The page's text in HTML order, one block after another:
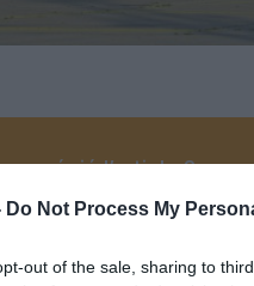
Do Not Process My
out of the sale, sharing to
l’article ?
faites un don !